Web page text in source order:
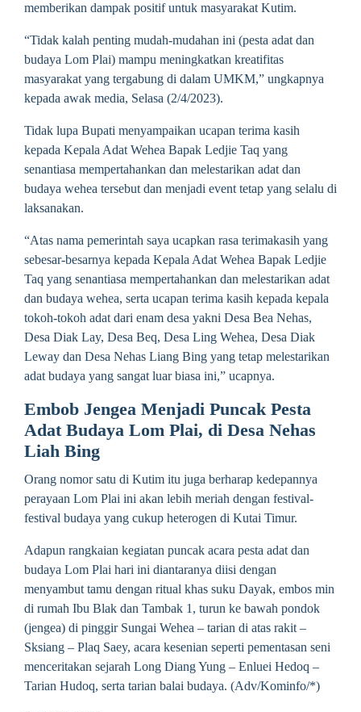
memberikan dampak positif untuk masyarakat Kutim.
“Tidak kalah penting mudah-mudahan ini (pesta adat dan
budaya Lom Plai) mampu meningkatkan kreatifitas
masyarakat yang tergabung di dalam UMKM,” ungkapnya
kepada awak media, Selasa (2/4/2023).
Tidak lupa Bupati menyampaikan ucapan terima kasih
kepada Kepala Adat Wehea Bapak Ledjie Taq yang
senantiasa mempertahankan dan melestarikan adat dan
budaya wehea tersebut dan menjadi event tetap yang selalu di
laksanakan.
“Atas nama pemerintah saya ucapkan rasa terimakasih yang
sebesar-besarnya kepada Kepala Adat Wehea Bapak Ledjie
Taq yang senantiasa mempertahankan dan melestarikan adat
dan budaya wehea, serta ucapan terima kasih kepada kepala
tokoh-tokoh adat dari enam desa yakni Desa Bea Nehas,
Desa Diak Lay, Desa Beq, Desa Ling Wehea, Desa Diak
Leway dan Desa Nehas Liang Bing yang tetap melestarikan
adat budaya yang sangat luar biasa ini,” ucapnya.
Embob Jengea Menjadi Puncak Pesta
Adat Budaya Lom Plai, di Desa Nehas
Liah Bing
Orang nomor satu di Kutim itu juga berharap kedepannya
perayaan Lom Plai ini akan lebih meriah dengan festival-
festival budaya yang cukup heterogen di Kutai Timur.
Adapun rangkaian kegiatan puncak acara pesta adat dan
budaya Lom Plai hari ini diantaranya diisi dengan
menyambut tamu dengan ritual khas suku Dayak, embos min
di rumah Ibu Blak dan Tambak 1, turun ke bawah pondok
(jengea) di pinggir Sungai Wehea – tarian di atas rakit –
Sksiang – Plaq Saey, acara kesenian seperti pementasan seni
menceritakan sejarah Long Diang Yung – Enluei Hedoq –
Tarian Hudoq, serta tarian balai budaya. (Adv/Kominfo/*)